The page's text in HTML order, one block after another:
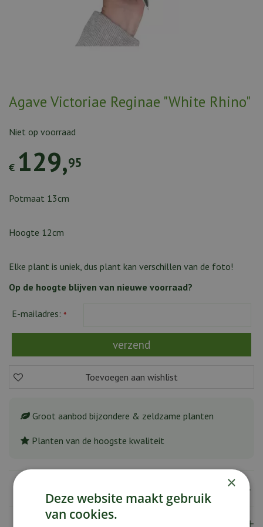
Agave Victoriae Reginae "White Rhino"
€ 129,95
Niet op voorraad
Potmaat 13cm
Hoogte 12cm
Elke plant is uniek, dus plant kan verschillen van de foto!
Op de hoogte blijven van nieuwe voorraad?
E-mailadres: *
Groot aanbod bijzondere & zeldzame planten
Planten van de hoogste kwaliteit
Omschrijving
×
Deze website maakt gebruik
van cookies.